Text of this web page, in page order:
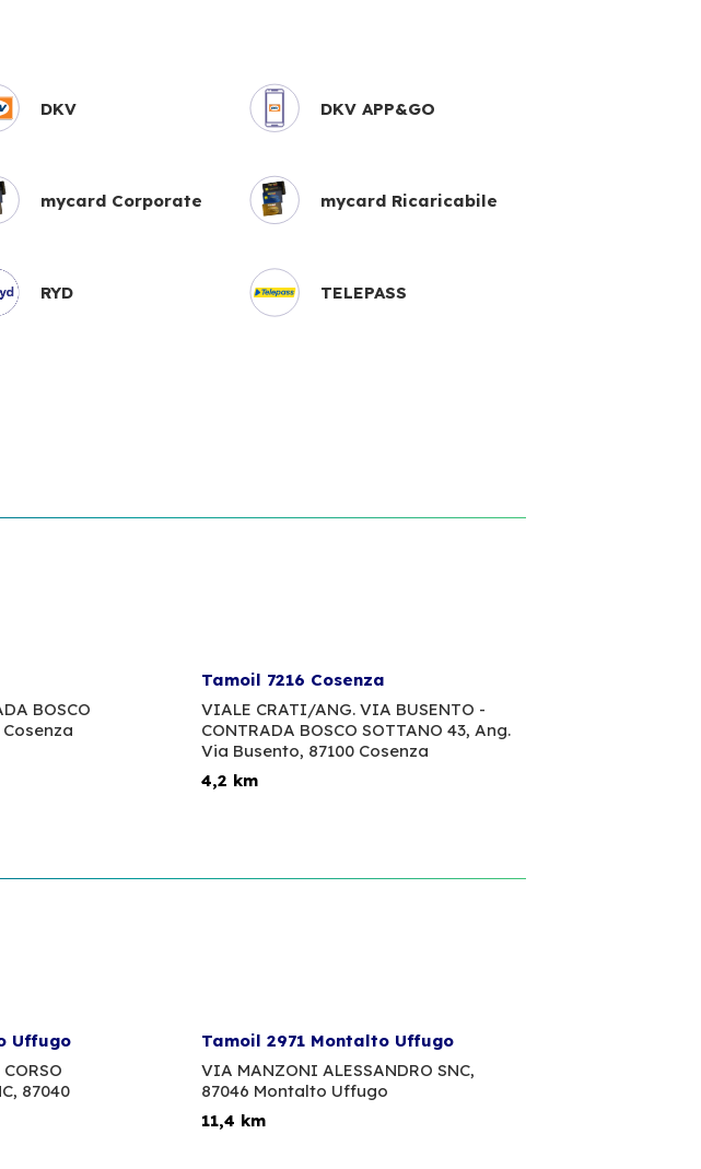
DKV DKV APP&GO
mycard Corporate mycard Ricaricabile
RYD TELEPASS
BOSCO
Cosenza
Tamoil 7216 Cosenza
VIALE CRATI/ANG. VIA BUSENTO -
CONTRADA BOSCO SOTTANO 43, Ang.
Via Busento, 87100 Cosenza
4,2 km
Uffugo
87040
Tamoil 2971 Montalto Uffugo
VIA MANZONI ALESSANDRO SNC,
87046 Montalto Uffugo
11,4 km